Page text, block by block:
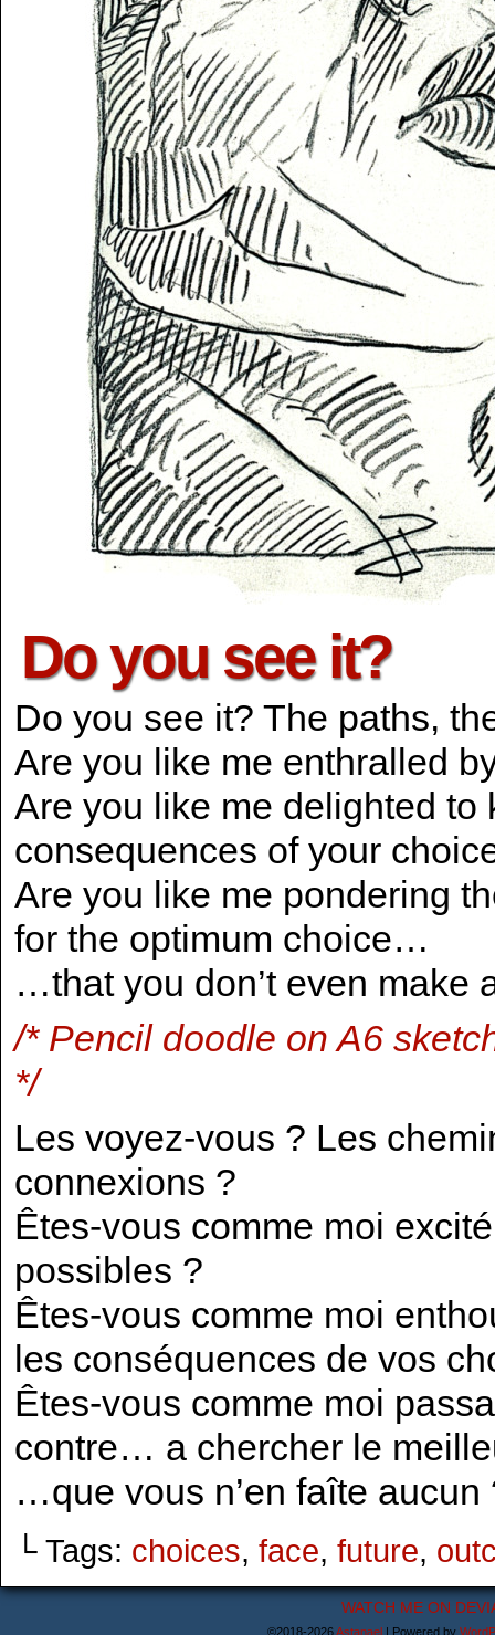
Do you see it?
Do you see it? The paths,
Are you like me enthralled
Are you like me delighted to
consequences of your
Are you like me pondering
for the optimum choice…
…that you don’t even make
/* Pencil doodle on A6
*/
Les voyez-vous ? Les
connexions ?
Êtes-vous comme moi
possibles ?
Êtes-vous comme moi
les conséquences de vos
Êtes-vous comme moi
contre… a chercher le
…que vous n’en faîte aucun
└ Tags: choices, face, future,
WATCH ME ON
©2018-2026Astanael | Powered by